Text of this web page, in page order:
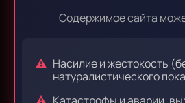
Содержимое сайта
Насилие и жестокость
натуралистического